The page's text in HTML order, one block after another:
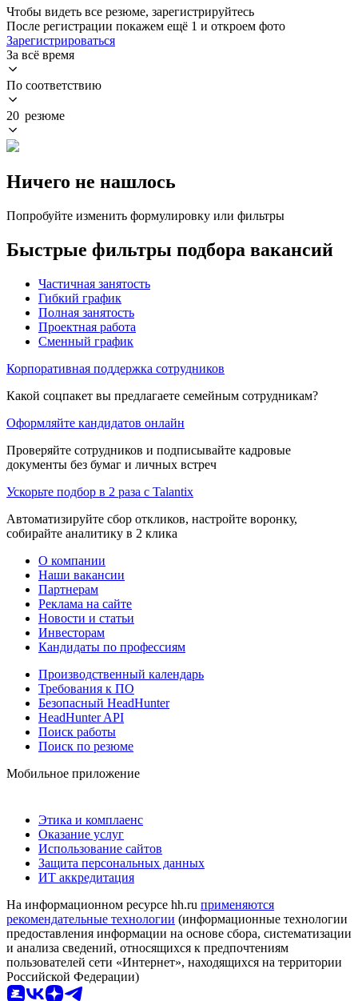
Чтобы видеть все резюме, зарегистрируйтесь
После регистрации покажем ещё 1 и откроем фото
Зарегистрироваться
За всё время
По соответствию
20 резюме
Ничего не нашлось
Попробуйте изменить формулировку или фильтры
Быстрые фильтры подбора вакансий
Частичная занятость
Гибкий график
Полная занятость
Проектная работа
Сменный график
Корпоративная поддержка сотрудников
Какой соцпакет вы предлагаете семейным сотрудникам?
Оформляйте кандидатов онлайн
Проверяйте сотрудников и подписывайте кадровые
документы без бумаг и личных встреч
Ускорьте подбор в 2 раза с Talantix
Автоматизируйте сбор откликов, настройте воронку,
собирайте аналитику в 2 клика
О компании
Наши вакансии
Партнерам
Реклама на сайте
Новости и статьи
Инвесторам
Кандидаты по профессиям
Производственный календарь
Требования к ПО
Безопасный HeadHunter
HeadHunter API
Поиск работы
Поиск по резюме
Мобильное приложение
Этика и комплаенс
Оказание услуг
Использование сайтов
Защита персональных данных
ИТ аккредитация
На информационном ресурсе hh.ru применяются
рекомендательные технологии (информационные технологии
предоставления информации на основе сбора, систематизации
и анализа сведений, относящихся к предпочтениям
пользователей сети «Интернет», находящихся на территории
Российской Федерации)